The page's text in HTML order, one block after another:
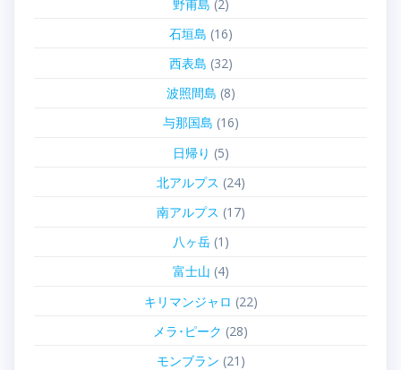
野甫島 (2)
石垣島 (16)
西表島 (32)
波照間島 (8)
与那国島 (16)
日帰り (5)
北アルプス (24)
南アルプス (17)
八ヶ岳(1)
富士山 (4)
キリマンジャロ (22)
メラ･ピーク (28)
モンブラン (21)